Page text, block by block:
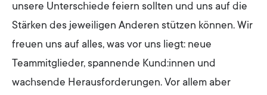
unsere Unterschiede feiern sollten und uns auf die
Stärken des jeweiligen Anderen stützen können. Wir
freuen uns auf alles, was vor uns liegt: neue
Teammitglieder, spannende Kund:innen und
wachsende Herausforderungen. Vor allem aber